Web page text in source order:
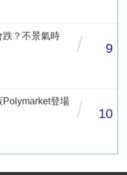
跌？不景氣時
/ 9
登場
/ 10